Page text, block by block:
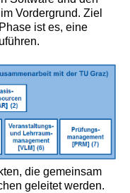
Vordergrund. Ziel
ist es, eine
die gemeinsam
geleitet werden.